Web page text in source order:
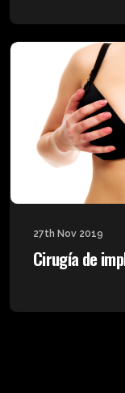
27th Nov 2019
Cirugía de